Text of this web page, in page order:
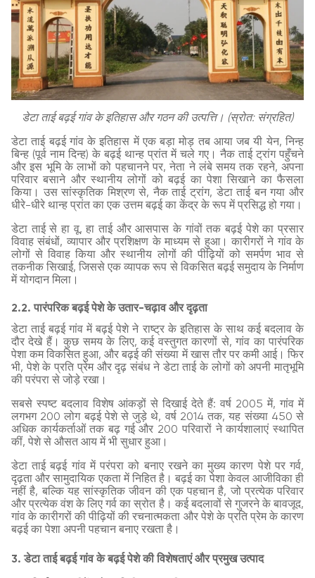
डेटा ताई बढ़ई गांव के इतिहास और गठन की उत्पत्ति। (स्रोत: संग्रहित)
डेटा ताई बढ़ई गांव के इतिहास में एक बड़ा मोड़ तब आया जब यी येन, निन्ह
बिन्ह (पूर्व नाम दिन्ह) के बढ़ई थान्ह प्रांत में चले गए। नैक ताई ट्रांग पहुँचने
और इस भूमि के लाभों को पहचानने पर, नेता ने लंबे समय तक रहने, अपना
परिवार बसाने और स्थानीय लोगों को बढ़ई का पेशा सिखाने का फैसला
किया। उस सांस्कृतिक मिश्रण से, नैक ताई ट्रांग, डेटा ताई बन गया और
धीरे-धीरे थान्ह प्रांत का एक उत्तम बढ़ई का केंद्र के रूप में प्रसिद्ध हो गया।
डेटा ताई से हा वू, हा ताई और आसपास के गांवों तक बढ़ई पेशे का प्रसार
विवाह संबंधों, व्यापार और प्रशिक्षण के माध्यम से हुआ। कारीगरों ने गांव के
लोगों से विवाह किया और स्थानीय लोगों की पीढ़ियों को समर्पण भाव से
तकनीक सिखाई, जिससे एक व्यापक रूप से विकसित बढ़ई समुदाय के निर्माण
में योगदान मिला।
2.2. पारंपरिक बढ़ई पेशे के उतार-चढ़ाव और दृढ़ता
डेटा ताई बढ़ई गांव में बढ़ई पेशे ने राष्ट्र के इतिहास के साथ कई बदलाव के
दौर देखे हैं। कुछ समय के लिए, कई वस्तुगत कारणों से, गांव का पारंपरिक
पेशा कम विकसित हुआ, और बढ़ई की संख्या में खास तौर पर कमी आई। फिर
भी, पेशे के प्रति प्रेम और दृढ़ संबंध ने डेटा ताई के लोगों को अपनी मातृभूमि
की परंपरा से जोड़े रखा।
सबसे स्पष्ट बदलाव विशेष आंकड़ों से दिखाई देते हैं: वर्ष 2005 में, गांव में
लगभग 200 लोग बढ़ई पेशे से जुड़े थे, वर्ष 2014 तक, यह संख्या 450 से
अधिक कार्यकर्ताओं तक बढ़ गई और 200 परिवारों ने कार्यशालाएं स्थापित
कीं, पेशे से औसत आय में भी सुधार हुआ।
डेटा ताई बढ़ई गांव में परंपरा को बनाए रखने का मुख्य कारण पेशे पर गर्व,
दृढ़ता और सामुदायिक एकता में निहित है। बढ़ई का पेशा केवल आजीविका ही
नहीं है, बल्कि यह सांस्कृतिक जीवन की एक पहचान है, जो प्रत्येक परिवार
और प्रत्येक वंश के लिए गर्व का स्रोत है। कई बदलावों से गुजरने के बावजूद,
गांव के कारीगरों की पीढ़ियों की रचनात्मकता और पेशे के प्रति प्रेम के कारण
बढ़ई का पेशा अपनी पहचान बनाए रखता है।
3. डेटा ताई बढ़ई गांव के बढ़ई पेशे की विशेषताएं और प्रमुख उत्पाद